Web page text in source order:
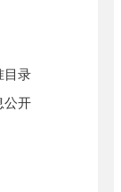
目录
公开